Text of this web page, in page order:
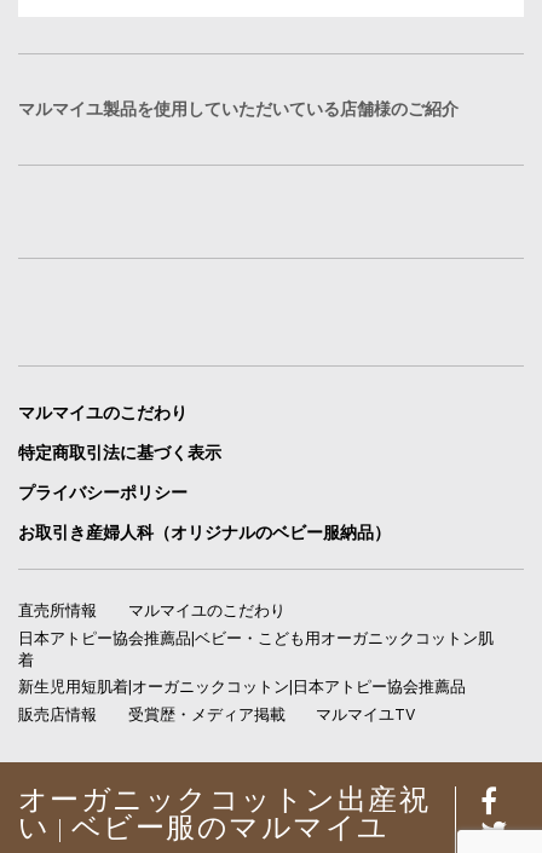
マルマイユ製品を使用していただいている店舗様のご紹介
マルマイユのこだわり
特定商取引法に基づく表示
プライバシーポリシー
お取引き産婦人科（オリジナルのベビー服納品）
直売所情報
マルマイユのこだわり
日本アトピー協会推薦品|ベビー・こども用オーガニックコットン肌
着
新生児用短肌着|オーガニックコットン|日本アトピー協会推薦品
販売店情報
受賞歴・メディア掲載 マルマイユTV
オーガニックコットン出産祝
い | ベビー服のマルマイユ